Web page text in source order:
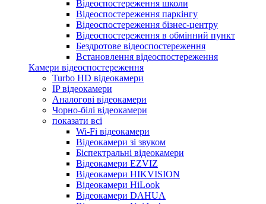
Відеоспостереження школи
Відеоспостереження паркінгу
Відеоспостереження бізнес-центру
Відеоспостереження в обмінний пункт
Бездротове відеоспостереження
Встановлення відеоспостереження
Камери відеоспостереження
Turbo HD відеокамери
IP відеокамери
Аналогові відеокамери
Чорно-білі відеокамери
показати всі
Wi-Fi відеокамери
Відеокамери зі звуком
Біспектральні відеокамери
Відеокамери EZVIZ
Відеокамери HIKVISION
Відеокамери HiLook
Відеокамери DAHUA